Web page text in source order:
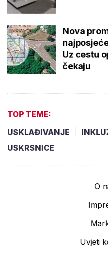
Nova
Uz cestu
čekaju
TOP TEME:
USKLAĐIVANJE
USKRSNICE
O
Uvjeti